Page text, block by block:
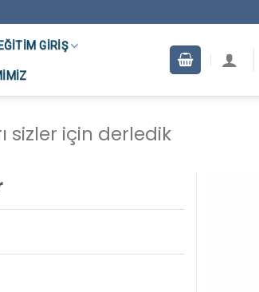
EĞITIM GIRIŞ
sizler için derledik